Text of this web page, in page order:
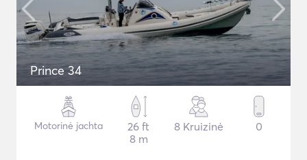
Prince 34
Motorinė jachta
26 ft
8 m
8 Kruizinė 0